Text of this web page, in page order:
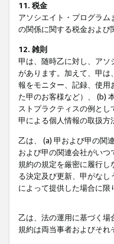
11. 税金
アソシエイト・プログラ
の関係に関する税金および
12. 雑則
甲は、随時乙に対し、アソ
があります。加えて、甲は
報をモニター、記録、使
た甲のお客様など）、 (b)
ストプラクティスの例と
甲による個人情報の取扱方
乙は、 (a) 甲および甲の関
および甲の関連会社がい
規約の規定を厳密に履行し
る決定及び更新、甲がな
によって提供した場合に
乙は、法の運用に基づく
規約は両当事者およびそ